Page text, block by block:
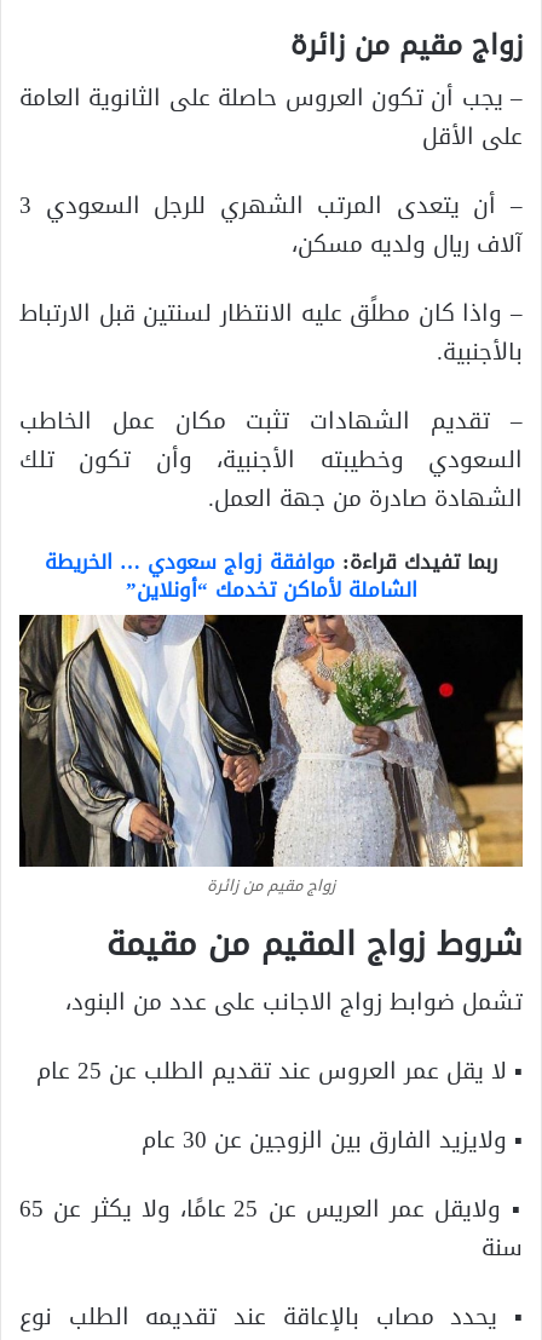
زواج مقيم من زائرة
– يجب أن تكون العروس حاصلة على الثانوية العامة
على الأقل
– أن يتعدى المرتب الشهري للرجل السعودي 3
آلاف ريال ولديه مسكن،
– واذا كان مطلًق عليه الانتظار لسنتين قبل الارتباط
بالأجنبية.
– تقديم الشهادات تثبت مكان عمل الخاطب
السعودي وخطيبته الأجنبية، وأن تكون تلك
الشهادة صادرة من جهة العمل.
ربما تفيدك قراءة:موافقة زواج سعودي … الخريطة
الشاملة لأماكن تخدمك “أونلاين”
زواج مقيم من زائرة
شروط زواج المقيم من مقيمة
تشمل ضوابط زواج الاجانب على عدد من البنود،
▪ لا يقل عمر العروس عند تقديم الطلب عن 25 عام
▪ ولايزيد الفارق بين الزوجين عن 30 عام
▪ ولايقل عمر العريس عن 25 عامًا، ولا يكثر عن 65
سنة
▪ يحدد مصاب بالإعاقة عند تقديمه الطلب نوع